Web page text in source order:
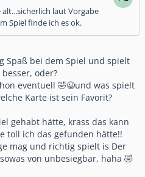
alt...sicherlich laut Vorgabe
Spiel finde ich es ok.
Spaß bei dem Spiel und spielt
oder?
eventuell 🤣😉und was spielt
Karte ist sein Favorit?
gehabt hätte, krass das kann
toll ich das gefunden hätte!!
mag und richtig spielt is Der
von unbesiegbar, haha 🤣